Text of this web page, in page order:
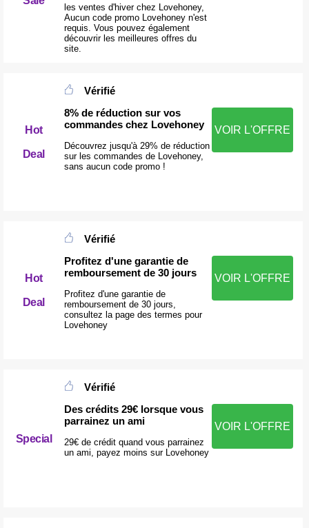
les ventes d'hiver chez Lovehoney,
Aucun code promo Lovehoney n'est
requis. Vous pouvez également
découvrir les meilleures offres du
site.
Hot
Deal
Vérifié
8% de réduction sur vos
commandes chez Lovehoney
Découvrez jusqu'à 29% de réduction
sur les commandes de Lovehoney,
sans aucun code promo !
VOIR L'OFFRE
Hot
Deal
Vérifié
Profitez d'une garantie de
remboursement de 30 jours
Profitez d'une garantie de
remboursement de 30 jours,
consultez la page des termes pour
Lovehoney
VOIR L'OFFRE
Special
Vérifié
Des crédits 29€ lorsque vous
parrainez un ami
29€ de crédit quand vous parrainez
un ami, payez moins sur Lovehoney
VOIR L'OFFRE